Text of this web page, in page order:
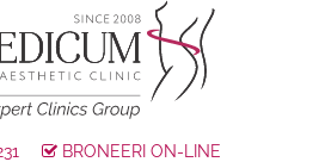
BRONEERI ON-LINE